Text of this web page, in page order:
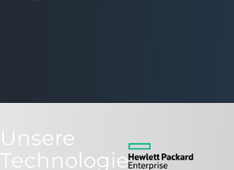
Unsere
Technologie